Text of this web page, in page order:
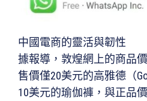
中國電商的靈活與韌性
據報導，敦煌網上的商品
售價僅20美元的高雅德（
10美元的瑜伽褲，與正品